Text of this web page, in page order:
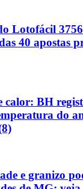
Lotofácil
40 apostas
calor: BH
do
e granizo